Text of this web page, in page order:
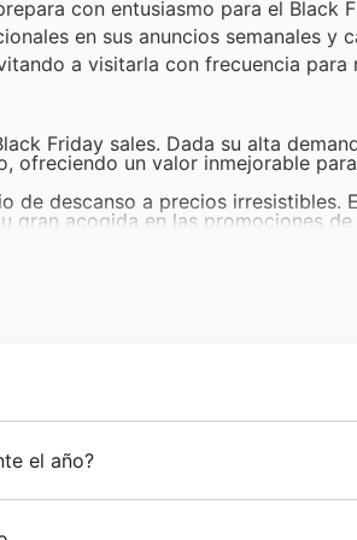
con entusiasmo para el Black
en sus anuncios semanales y
a visitarla con frecuencia para
Friday sales. Dada su alta
ofreciendo un valor inmejorable
de descanso a precios irresistibles.
gran acogida en las promociones de
y diseño a buen precio.
clientes puedan optimizar cada
lo sabe. Los descuentos en
Founding Year], they have
and invitinghogares. Their
their consistent growth,
el año?